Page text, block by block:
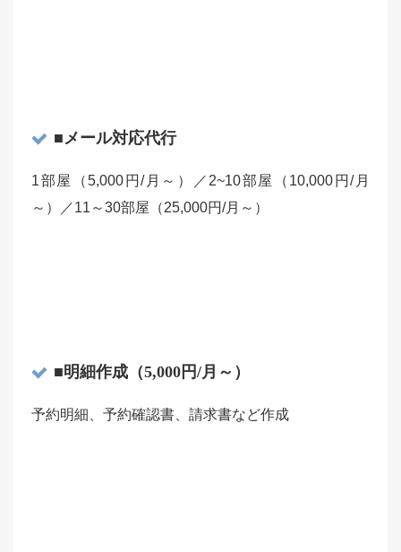
■メール対応代行
1部屋（5,000円/月～）／2~10部屋（10,000円/月
～）／11～30部屋（25,000円/月～）
■明細作成（5,000円/月～）
予約明細、予約確認書、請求書など作成